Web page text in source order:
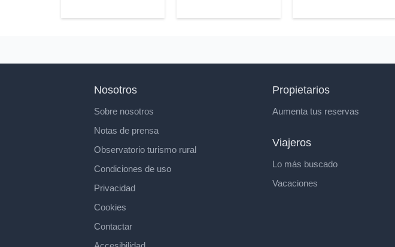
Nosotros
Sobre nosotros
Notas de prensa
Observatorio turismo rural
Condiciones de uso
Privacidad
Cookies
Contactar
Propietarios
Aumenta tus reservas
Viajeros
Lo más buscado
Vacaciones